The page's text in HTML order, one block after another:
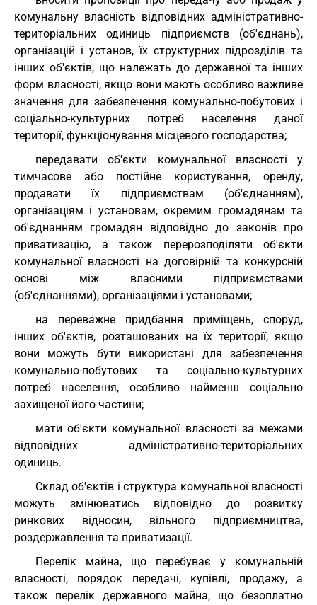
комунальну власність відповідних адміністративно-
територіальних одиниць підприємств (об'єднань),
організацій і установ, їх структурних підрозділів та
інших об'єктів, що належать до державної та інших
форм власності, якщо вони мають особливо важливе
значення для забезпечення комунально-побутових і
соціально-культурних потреб населення даної
території, функціонування місцевого господарства;
передавати об'єкти комунальної власності у
тимчасове або постійне користування, оренду,
продавати їх підприємствам (об'єднанням),
організаціям і установам, окремим громадянам та
об'єднанням громадян відповідно до законів про
приватизацію, а також перерозподіляти об'єкти
комунальної власності на договірній та конкурсній
основі між власними підприємствами
(об'єднаннями), організаціями і установами;
на переважне придбання приміщень, споруд,
інших об'єктів, розташованих на їх території, якщо
вони можуть бути використані для забезпечення
комунально-побутових та соціально-культурних
потреб населення, особливо найменш соціально
захищеної його частини;
мати об'єкти комунальної власності за межами
відповідних адміністративно-територіальних
одиниць.
Склад об'єктів і структура комунальної власності
можуть змінюватись відповідно до розвитку
ринкових відносин, вільного підприємництва,
роздержавлення та приватизації.
Перелік майна, що перебуває у комунальній
власності, порядок передачі, купівлі, продажу, а
також перелік державного майна, що безоплатно